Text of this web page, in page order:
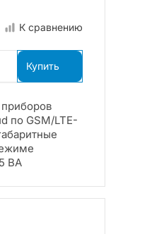
К сравнению
Купить
по GSM/LTE-
ВА